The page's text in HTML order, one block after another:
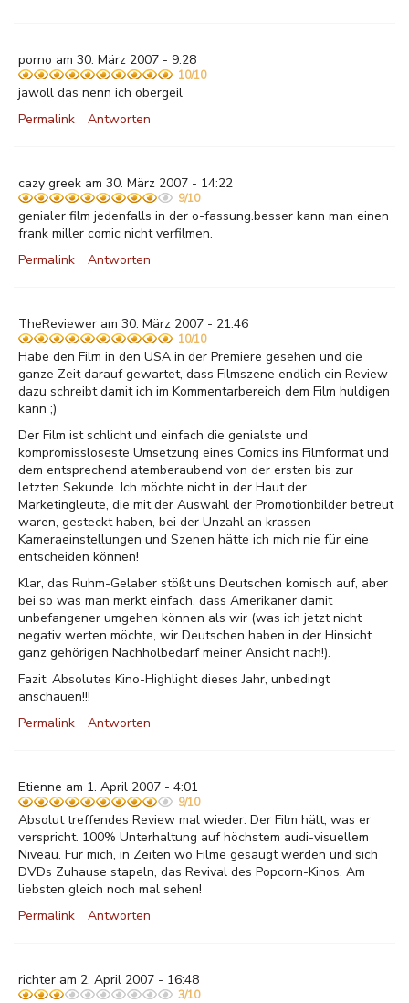
porno am 30. März 2007 - 9:28
10/10
jawoll das nenn ich obergeil
Permalink
Antworten
cazy greek am 30. März 2007 - 14:22
9/10
genialer film jedenfalls in der o-fassung.besser kann man einen
frank miller comic nicht verfilmen.
Permalink
Antworten
TheReviewer am 30. März 2007 - 21:46
10/10
Habe den Film in den USA in der Premiere gesehen und die
ganze Zeit darauf gewartet, dass Filmszene endlich ein Review
dazu schreibt damit ich im Kommentarbereich dem Film huldigen
kann ;)
Der Film ist schlicht und einfach die genialste und
kompromissloseste Umsetzung eines Comics ins Filmformat und
dem entsprechend atemberaubend von der ersten bis zur
letzten Sekunde. Ich möchte nicht in der Haut der
Marketingleute, die mit der Auswahl der Promotionbilder betreut
waren, gesteckt haben, bei der Unzahl an krassen
Kameraeinstellungen und Szenen hätte ich mich nie für eine
entscheiden können!
Klar, das Ruhm-Gelaber stößt uns Deutschen komisch auf, aber
bei so was man merkt einfach, dass Amerikaner damit
unbefangener umgehen können als wir (was ich jetzt nicht
negativ werten möchte, wir Deutschen haben in der Hinsicht
ganz gehörigen Nachholbedarf meiner Ansicht nach!).
Fazit: Absolutes Kino-Highlight dieses Jahr, unbedingt
anschauen!!!
Permalink
Antworten
Etienne am 1. April 2007 - 4:01
9/10
Absolut treffendes Review mal wieder. Der Film hält, was er
verspricht. 100% Unterhaltung auf höchstem audi-visuellem
Niveau. Für mich, in Zeiten wo Filme gesaugt werden und sich
DVDs Zuhause stapeln, das Revival des Popcorn-Kinos. Am
liebsten gleich noch mal sehen!
Permalink
Antworten
richter am 2. April 2007 - 16:48
3/10